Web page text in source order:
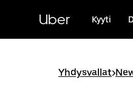
pääsisältöön
Uber Kyyti
Yhdysvallat>